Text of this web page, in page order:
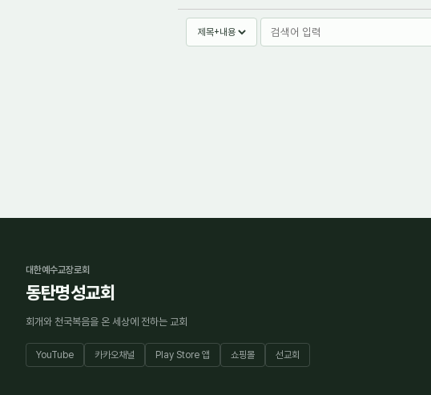
대한예수교장로회
동탄명성교회
회개와 천국복음을 온 세상에 전하는 교회
YouTube 카카오채널 Play Store 앱 쇼핑몰 선교회